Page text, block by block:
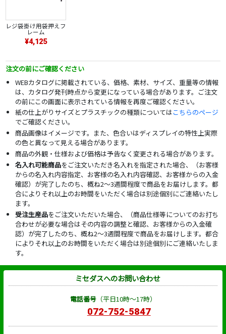
レジ袋掛け用袋押えフ
レーム
¥4,125
注文の前にご確認ください
WEBカタログに掲載されている、価格、素材、サイズ、重量等の情報
は、カタログ発刊時点から変更になっている場合があります。ご注文
の前にこの画面に表示されている情報を再度ご確認ください。
紙の仕上がりサイズとプラスチックの種類についてはこちらのページ
でご確認ください。
商品画像はイメージです。また、色合いはディスプレイの特性上実際
の色と異なって見える場合があります。
商品の外観・仕様および価格は予告なく変更される場合があります。
名入れ可能商品をご注文いただき名入れを指定された場合、（お客様
からの名入れ内容指定、お客様の名入れ内容確認、お客様からの入金
確認）が完了したのち、概ね2～3週間程度で商品をお届けします。都
合によりそれ以上のお時間をいただく場合は別途個別にご連絡いたし
ます。
受注生産品をご注文いただいた場合、（商品仕様等についてのお打ち
合わせが必要な場合はその内容の調整と確認、お客様からの入金確
認）が完了したのち、概ね2～3週間程度で商品をお届けします。都合
によりそれ以上のお時間をいただく場合は別途個別にご連絡いたしま
す。
ミセダスへのお問い合わせ
電話番号（平日10時～17時）
072-752-5847